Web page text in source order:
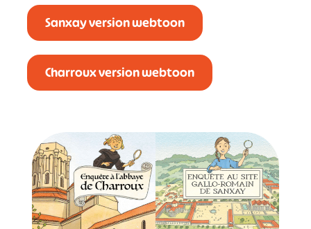
Sanxay version webtoon
Charroux version webtoon